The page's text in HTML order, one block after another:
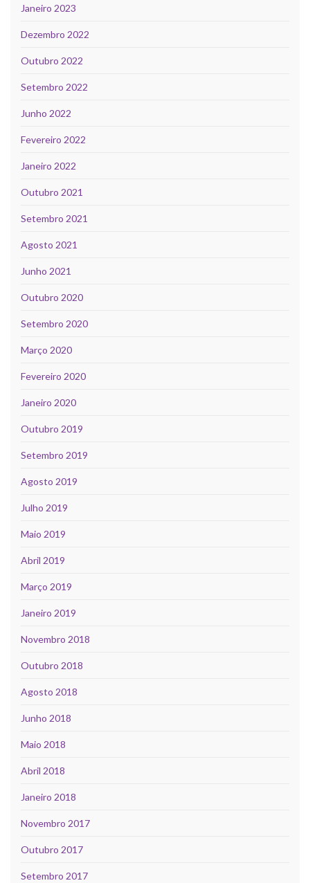
Janeiro 2023
Dezembro 2022
Outubro 2022
Setembro 2022
Junho 2022
Fevereiro 2022
Janeiro 2022
Outubro 2021
Setembro 2021
Agosto 2021
Junho 2021
Outubro 2020
Setembro 2020
Março 2020
Fevereiro 2020
Janeiro 2020
Outubro 2019
Setembro 2019
Agosto 2019
Julho 2019
Maio 2019
Abril 2019
Março 2019
Janeiro 2019
Novembro 2018
Outubro 2018
Agosto 2018
Junho 2018
Maio 2018
Abril 2018
Janeiro 2018
Novembro 2017
Outubro 2017
Setembro 2017